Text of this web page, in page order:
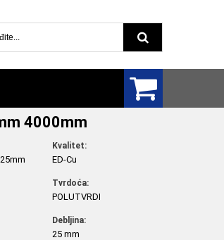
Pretraga
4000mm
Kvalitet:
ED-Cu
Tvrdoća:
POLUTVRDI
Debljina:
25 mm